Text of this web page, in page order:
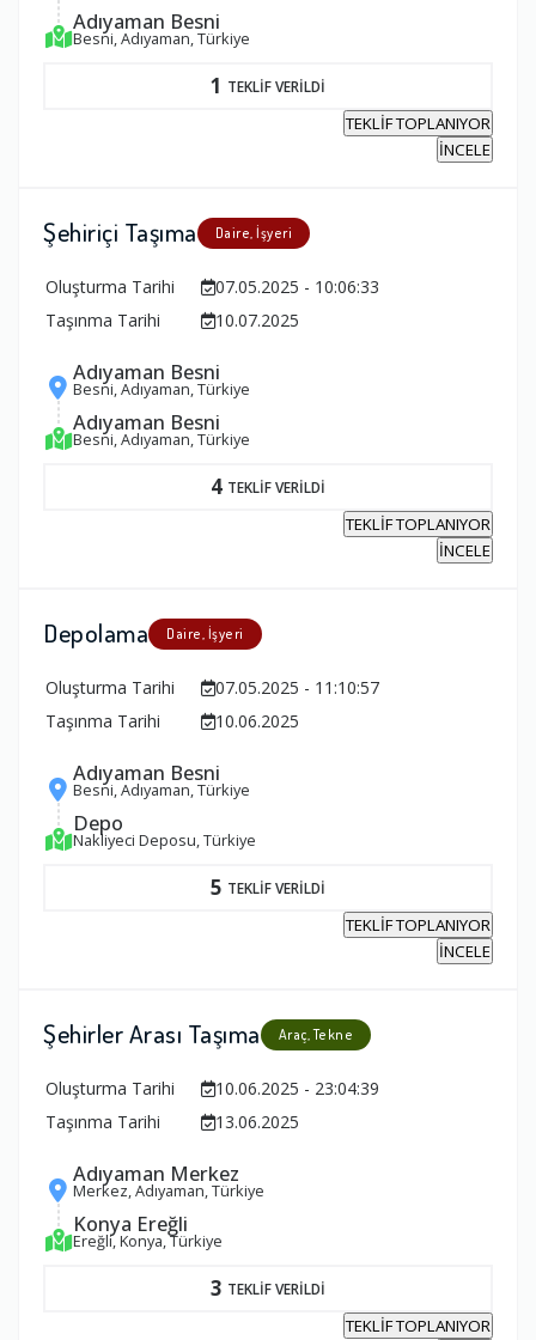
Adıyaman Besni
Besni, Adıyaman, Türkiye
1 TEKLİF VERİLDİ
TEKLİF TOPLANIYOR
İNCELE
Şehiriçi Taşıma Daire, İşyeri
Oluşturma Tarihi
07.05.2025 - 10:06:33
Taşınma Tarihi
10.07.2025
Adıyaman Besni
Besni, Adıyaman, Türkiye
Adıyaman Besni
Besni, Adıyaman, Türkiye
4 TEKLİF VERİLDİ
TEKLİF TOPLANIYOR
İNCELE
Depolama Daire, İşyeri
Oluşturma Tarihi
07.05.2025 - 11:10:57
Taşınma Tarihi
10.06.2025
Adıyaman Besni
Besni, Adıyaman, Türkiye
Depo
Nakliyeci Deposu, Türkiye
5 TEKLİF VERİLDİ
TEKLİF TOPLANIYOR
İNCELE
Şehirler Arası Taşıma Araç, Tekne
Oluşturma Tarihi
10.06.2025 - 23:04:39
Taşınma Tarihi
13.06.2025
Adıyaman Merkez
Merkez, Adıyaman, Türkiye
Konya Ereğli
Ereğli, Konya, Türkiye
3 TEKLİF VERİLDİ
TEKLİF TOPLANIYOR